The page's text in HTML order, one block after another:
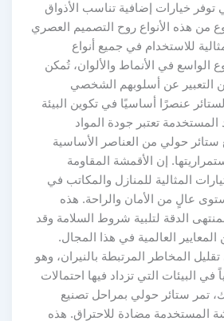
خيارات إضافية تناسب الأذواق
هذه الأنواع روح التصميم العصري
للاستخدام في جميع أنواع
في الأنماط والألوان، تُمكن
عن أسلوبهم الشخصي
عنصرًا أساسيًا في تكوين البيئة
تعتبر جودة المواد
حولي من العناصر الأساسية
إن الأقمشة المقاومة
المثالية للمنازل والمكاتب في
عالٍ من الأمان والراحة. هذه
الدقة لتلبية شروط السلامة وقد
العالمية في هذا المجال.
المخاطر المرتبطة بالنيران، وهو
البيئات التي تزداد فيها احتمالات
ستائر حولي بمراحل تصنيع
مضادة للاحتراق. هذه